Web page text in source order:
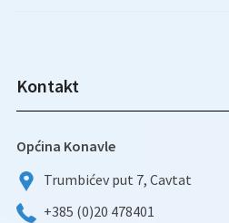
Kontakt
Općina Konavle
Trumbićev put 7, Cavtat
+385 (0)20 478401